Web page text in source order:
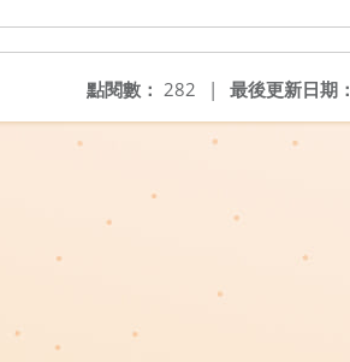
最後更新日期：
點閱數： 282 |